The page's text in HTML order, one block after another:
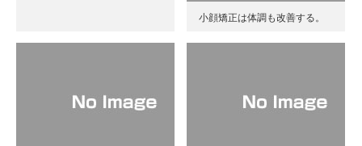
小顔矯正は体調も改善する。